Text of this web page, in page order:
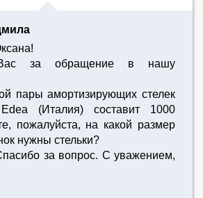
Вас за обращение в нашу
пары амортизирующих стелек
(Италия) составит 1000
пожалуйста, на какой размер
нужны стельки?
за вопрос. С уважением,